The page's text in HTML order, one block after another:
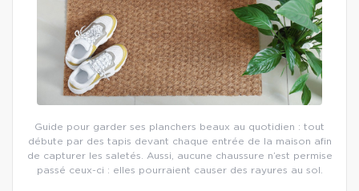
Guide pour garder ses planchers beaux au quotidien : tout
débute par des tapis devant chaque entrée de la maison afin
de capturer les saletés. Aussi, aucune chaussure n’est permise
passé ceux-ci : elles pourraient causer des rayures au sol.